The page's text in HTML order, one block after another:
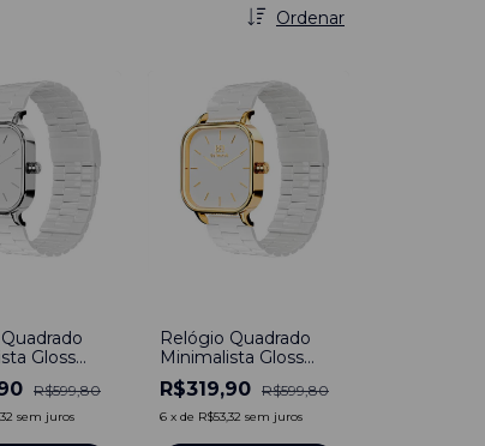
Ordenar
Gloss
40mm
R$599,80
sem juros
Relógio Quadrado
Minimalista Gloss
Branco Bewatch Aço
Inoxidável 40mm
R$319,90 R$599,80
6 x de R$53,32 sem juros